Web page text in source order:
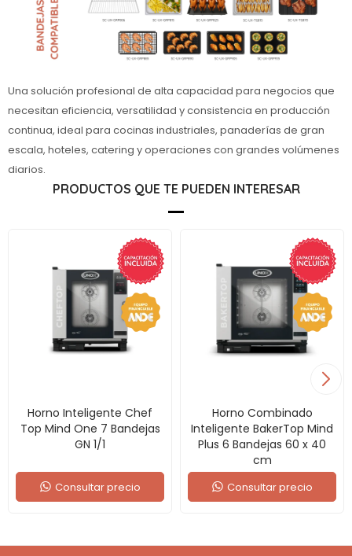
Una solución profesional de alta capacidad para negocios que
necesitan eficiencia, versatilidad y consistencia en producción
continua, ideal para cocinas industriales, panaderías de gran
escala, hoteles, catering y operaciones con grandes volúmenes
diarios.
PRODUCTOS QUE TE PUEDEN INTERESAR
Horno Inteligente Chef
Top Mind One 7 Bandejas
GN 1/1
Consultar precio
Horno Combinado
Inteligente BakerTop Mind
Plus 6 Bandejas 60 x 40
cm
Consultar precio